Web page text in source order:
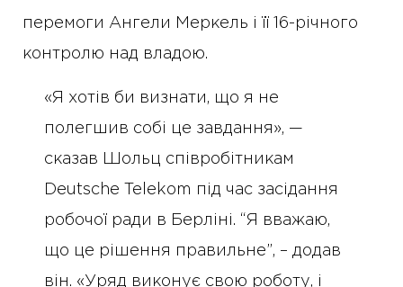
перемоги Ангели Меркель і її 16-річного
контролю над владою.
«Я хотів би визнати, що я не
полегшив собі це завдання», —
сказав Шольц співробітникам
Deutsche Telekom під час засідання
робочої ради в Берліні. “Я вважаю,
що це рішення правильне”, – додав
він. «Уряд виконує свою роботу, і